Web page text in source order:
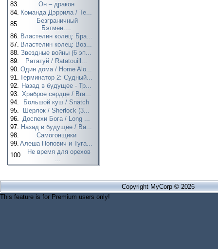
83.
Он – дракон
84. Команда Дэррила / Te...
85.
Безграничный
Бэтмен:...
86. Властелин колец: Бра...
87. Властелин колец: Воз...
88. Звездные войны (6 эп...
89.
Рататуй / Ratatouill...
90. Один дома / Home Alo...
91. Терминатор 2: Судный...
92. Назад в будущее - Тр...
93. Храброе сердце / Bra...
94.
Большой куш / Snatch
95.
Шерлок / Sherlock (3...
96. Доспехи Бога / Long ...
97. Назад в будущее / Ba...
98.
Самогонщики
99. Алеша Попович и Туга...
100.
Не время для орехов
...
Copyright MyCorp © 2026
This feature is for Premium users only!